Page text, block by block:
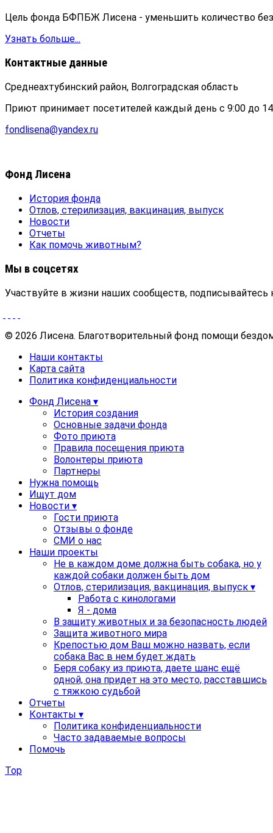
Цель фонда БФПБЖ Лисена - уменьшить количество
Узнать больше...
Контактные данные
Среднеахтубинский район, Волгоградская область
Приют принимает посетителей каждый день с 9:00 до
fondlisena@yandex.ru
Фонд Лисена
История фонда
Отлов, стерилизация, вакцинация, выпуск
Новости
Отчеты
Как помочь животным?
Мы в соцсетях
Участвуйте в жизни наших сообществ,
© 2026 Лисена. Благотворительный фонд помощи
Наши контакты
Карта сайта
Политика конфиденциальности
Фонд Лисена ▾
История создания
Основные задачи фонда
Фото приюта
Правила посещения приюта
Волонтеры приюта
Партнеры
Нужна помощь
Ищут дом
Новости ▾
Гости приюта
Отзывы о фонде
СМИ о нас
Наши проекты
Не в каждом доме должна быть собака, но у
каждой собаки должен быть дом
Отлов, стерилизация, вакцинация, выпуск ▾
Работа с кинологами
Я - дома
В защиту животных и за безопасность людей
Защита животного мира
Крепостью дом Ваш можно назвать, если
собака Вас в нем будет ждать
Беря собаку из приюта, даете шанс ещё
одной, она придет на это место, расставшись
с тяжкою судьбой
Отчеты
Контакты ▾
Политика конфиденциальности
Часто задаваемые вопросы
Помочь
Top